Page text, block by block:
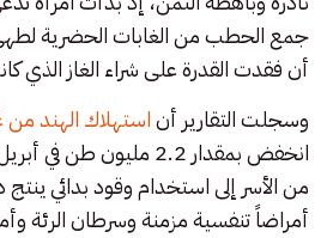
جمع الحطب من الغابات الحضرية لطهي
أن فقدت القدرة على شراء الغاز الذي
وسجلت التقارير أناستهلاك الهند من
انخفض بمقدار 2.2 مليون
من الأسر إلى استخدام وقود بدائي
أمراضاً تنفسية مزمنة وسرطان الرئة